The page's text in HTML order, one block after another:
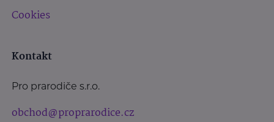
Cookies
Kontakt
Pro prarodiče s.r.o.
obchod@proprarodice.cz